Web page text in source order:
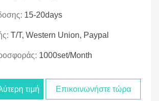
15-20days
T/T, Western Union, Paypal
1000set/Month
τιμή Επικοινωνήστε τώρα